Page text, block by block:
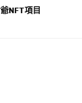
NFT項目